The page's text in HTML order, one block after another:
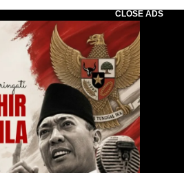
CLOSE ADS